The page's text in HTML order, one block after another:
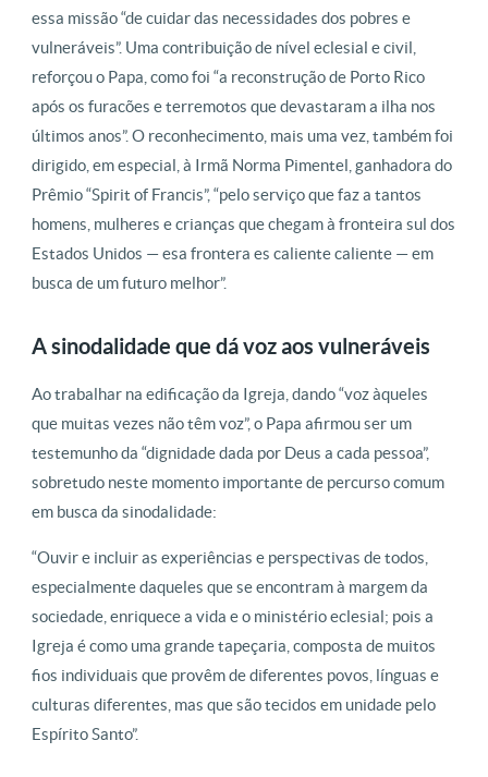
essa missão “de cuidar das necessidades dos pobres e
vulneráveis”. Uma contribuição de nível eclesial e civil,
reforçou o Papa, como foi “a reconstrução de Porto Rico
após os furacões e terremotos que devastaram a ilha nos
últimos anos”. O reconhecimento, mais uma vez, também foi
dirigido, em especial, à Irmã Norma Pimentel, ganhadora do
Prêmio “Spirit of Francis”, “pelo serviço que faz a tantos
homens, mulheres e crianças que chegam à fronteira sul dos
Estados Unidos — esa frontera es caliente caliente — em
busca de um futuro melhor”.
A sinodalidade que dá voz aos vulneráveis
Ao trabalhar na edificação da Igreja, dando “voz àqueles
que muitas vezes não têm voz”, o Papa afirmou ser um
testemunho da “dignidade dada por Deus a cada pessoa”,
sobretudo neste momento importante de percurso comum
em busca da sinodalidade:
“Ouvir e incluir as experiências e perspectivas de todos,
especialmente daqueles que se encontram à margem da
sociedade, enriquece a vida e o ministério eclesial; pois a
Igreja é como uma grande tapeçaria, composta de muitos
fios individuais que provêm de diferentes povos, línguas e
culturas diferentes, mas que são tecidos em unidade pelo
Espírito Santo”.